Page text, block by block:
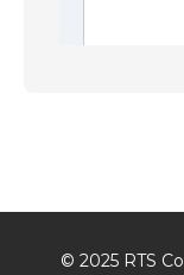
© 2025 RTS